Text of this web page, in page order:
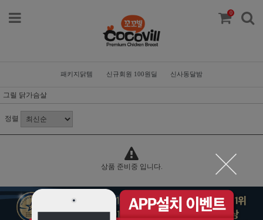
0
패키지닭템 신규회원 100원딜 신사동달밤
그릴 닭가슴살
정렬
상품 준비중 입니다.